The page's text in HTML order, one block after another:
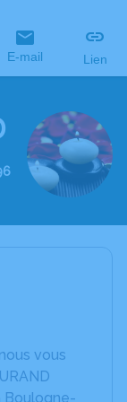
E-mail Lien
vous
Boulogne-